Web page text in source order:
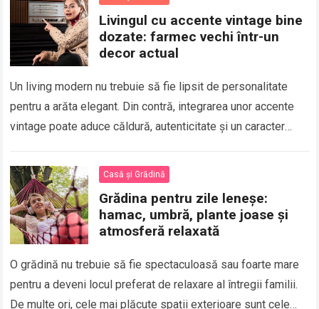
Livingul cu accente vintage bine
dozate: farmec vechi într-un
decor actual
Un living modern nu trebuie să fie lipsit de personalitate
pentru a arăta elegant. Din contră, integrarea unor accente
vintage poate aduce căldură, autenticitate și un caracter
Casă și Grădină
Grădina pentru zile leneșe:
hamac, umbră, plante joase și
atmosferă relaxată
O grădină nu trebuie să fie spectaculoasă sau foarte mare
pentru a deveni locul preferat de relaxare al întregii familii.
De multe ori, cele mai plăcute spații exterioare sunt cele…